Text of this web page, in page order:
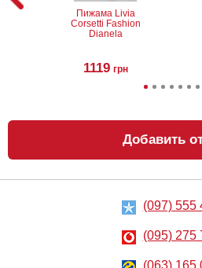
Пижама Livia
Corsetti Fashion
Dianela
1119 грн
Халатик Livia
Corsetti Fashion
грн
Добавить
(097) 555
(095) 275
(063) 165